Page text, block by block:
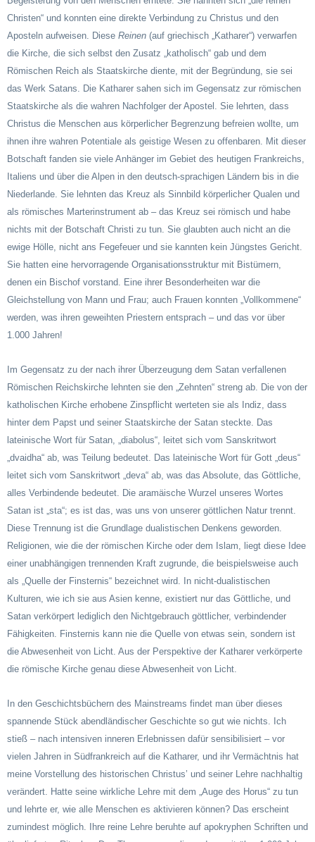
Christen“ und konnten eine direkte Verbindung zu Christus und den
Aposteln aufweisen. Diese Reinen (auf griechisch „Katharer“) verwarfen
die Kirche, die sich selbst den Zusatz „katholisch“ gab und dem
Römischen Reich als Staatskirche diente, mit der Begründung, sie sei
das Werk Satans. Die Katharer sahen sich im Gegensatz zur römischen
Staatskirche als die wahren Nachfolger der Apostel. Sie lehrten, dass
Christus die Menschen aus körperlicher Begrenzung befreien wollte, um
ihnen ihre wahren Potentiale als geistige Wesen zu offenbaren. Mit dieser
Botschaft fanden sie viele Anhänger im Gebiet des heutigen Frankreichs,
Italiens und über die Alpen in den deutsch-sprachigen Ländern bis in die
Niederlande. Sie lehnten das Kreuz als Sinnbild körperlicher Qualen und
als römisches Marterinstrument ab – das Kreuz sei römisch und habe
nichts mit der Botschaft Christi zu tun. Sie glaubten auch nicht an die
ewige Hölle, nicht ans Fegefeuer und sie kannten kein Jüngstes Gericht.
Sie hatten eine hervorragende Organisationsstruktur mit Bistümern,
denen ein Bischof vorstand. Eine ihrer Besonderheiten war die
Gleichstellung von Mann und Frau; auch Frauen konnten „Vollkommene“
werden, was ihren geweihten Priestern entsprach – und das vor über
1.000 Jahren!
Im Gegensatz zu der nach ihrer Überzeugung dem Satan verfallenen
Römischen Reichskirche lehnten sie den „Zehnten“ streng ab. Die von der
katholischen Kirche erhobene Zinspflicht werteten sie als Indiz, dass
hinter dem Papst und seiner Staatskirche der Satan steckte. Das
lateinische Wort für Satan, „diabolus“, leitet sich vom Sanskritwort
„dvaidha“ ab, was Teilung bedeutet. Das lateinische Wort für Gott „deus“
leitet sich vom Sanskritwort „deva“ ab, was das Absolute, das Göttliche,
alles Verbindende bedeutet. Die aramäische Wurzel unseres Wortes
Satan ist „sta“; es ist das, was uns von unserer göttlichen Natur trennt.
Diese Trennung ist die Grundlage dualistischen Denkens geworden.
Religionen, wie die der römischen Kirche oder dem Islam, liegt diese Idee
einer unabhängigen trennenden Kraft zugrunde, die beispielsweise auch
als „Quelle der Finsternis“ bezeichnet wird. In nicht-dualistischen
Kulturen, wie ich sie aus Asien kenne, existiert nur das Göttliche, und
Satan verkörpert lediglich den Nichtgebrauch göttlicher, verbindender
Fähigkeiten. Finsternis kann nie die Quelle von etwas sein, sondern ist
die Abwesenheit von Licht. Aus der Perspektive der Katharer verkörperte
die römische Kirche genau diese Abwesenheit von Licht.
In den Geschichtsbüchern des Mainstreams findet man über dieses
spannende Stück abendländischer Geschichte so gut wie nichts. Ich
stieß – nach intensiven inneren Erlebnissen dafür sensibilisiert – vor
vielen Jahren in Südfrankreich auf die Katharer, und ihr Vermächtnis hat
meine Vorstellung des historischen Christus’ und seiner Lehre nachhaltig
verändert. Hatte seine wirkliche Lehre mit dem „Auge des Horus“ zu tun
und lehrte er, wie alle Menschen es aktivieren können? Das erscheint
zumindest möglich. Ihre reine Lehre beruhte auf apokryphen Schriften und